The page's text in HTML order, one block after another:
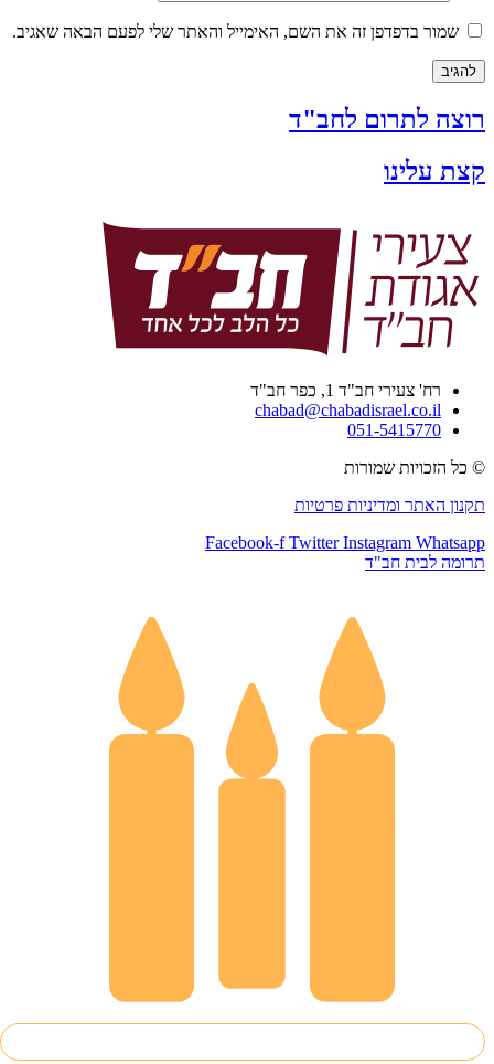
שמור בדפדפן זה את השם, האימייל והאתר שלי לפעם הבאה שאגיב.
רוצה לתרום לחב"ד
קצת עלינו
רח' צעירי חב"ד 1, כפר חב"ד
chabad@chabadisrael.co.il
051-5415770
© כל הזכויות שמורות
תקנון האתר ומדיניות פרטיות
Facebook-f Twitter Instagram Whatsapp
תרומה לבית חב"ד